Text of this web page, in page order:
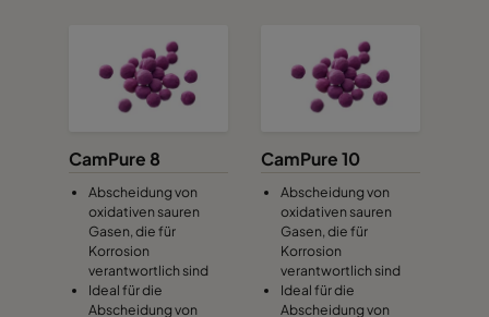
CamPure 8
Abscheidung von
oxidativen sauren
Gasen, die für
Korrosion
verantwortlich sind
Ideal für die
Abscheidung von
CamPure 10
Abscheidung von
oxidativen sauren
Gasen, die für
Korrosion
verantwortlich sind
Ideal für die
Abscheidung von